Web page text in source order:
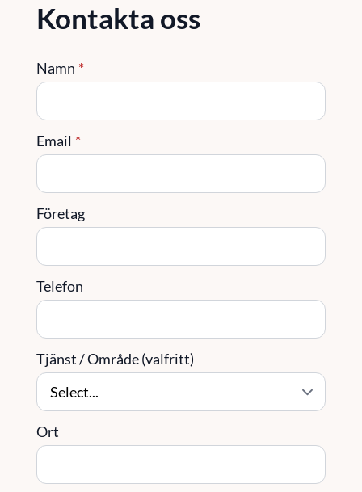
Kontakta oss
Namn *
Email *
Företag
Telefon
Tjänst / Område (valfritt)
Ort